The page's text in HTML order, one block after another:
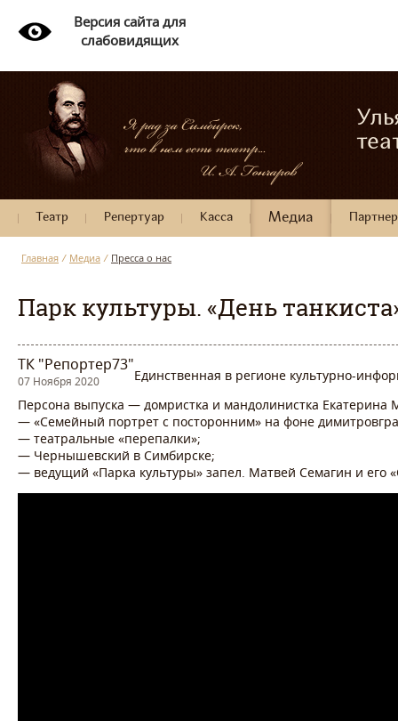
Версия сайта для
слабовидящих
Театр Репертуар Касса Медиа
Главная / Медиа / Пресса о нас
Парк культуры. «День
ТК "Репортер73"
07 Ноября 2020
Единственная в регионе культурно-
Персона выпуска — домристка и мандолинистка Екатерина
— «Семейный портрет с посторонним» на фоне
— театральные «перепалки»;
— Чернышевский в Симбирске;
— ведущий «Парка культуры» запел. Матвей Семагин и его